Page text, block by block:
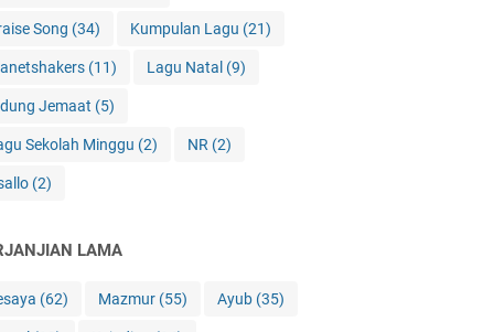
Song (34) Kumpulan Lagu (21)
(11) Lagu Natal (9)
Jemaat (5)
Sekolah Minggu (2) NR (2)
(2)
LAMA
(62) Mazmur (55) Ayub (35)